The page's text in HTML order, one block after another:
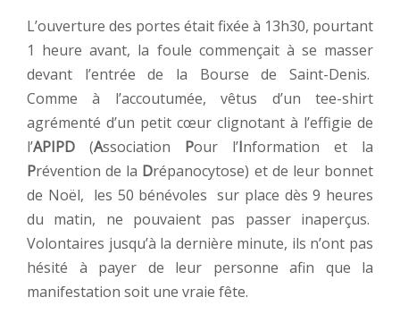
L’ouverture des portes était fixée à 13h30, pourtant
1 heure avant, la foule commençait à se masser
devant l’entrée de la Bourse de Saint-Denis.
Comme à l’accoutumée, vêtus d’un tee-shirt
agrémenté d’un petit cœur clignotant à l’effigie de
l’APIPD (Association Pour l’Information et la
Prévention de la Drépanocytose) et de leur bonnet
de Noël, les 50 bénévoles sur place dès 9 heures
du matin, ne pouvaient pas passer inaperçus.
Volontaires jusqu’à la dernière minute, ils n’ont pas
hésité à payer de leur personne afin que la
manifestation soit une vraie fête.